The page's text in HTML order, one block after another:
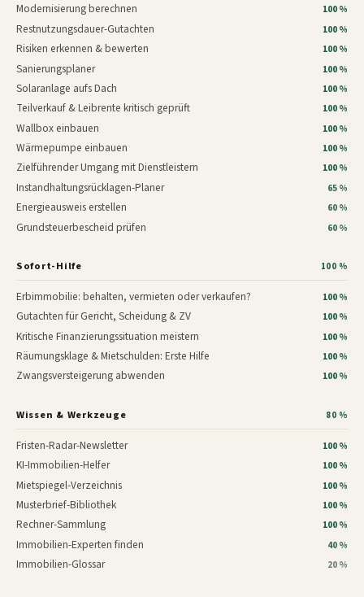
Modernisierung berechnen 100 %
Restnutzungsdauer-Gutachten 100 %
Risiken erkennen & bewerten 100 %
Sanierungsplaner 100 %
Solaranlage aufs Dach 100 %
Teilverkauf & Leibrente kritisch geprüft 100 %
Wallbox einbauen 100 %
Wärmepumpe einbauen 100 %
Zielführender Umgang mit Dienstleistern 100 %
Instandhaltungsrücklagen-Planer 65 %
Energieausweis erstellen 60 %
Grundsteuerbescheid prüfen 60 %
Sofort-Hilfe 100 %
Erbimmobilie: behalten, vermieten oder verkaufen? 100 %
Gutachten für Gericht, Scheidung & ZV 100 %
Kritische Finanzierungssituation meistern 100 %
Räumungsklage & Mietschulden: Erste Hilfe 100 %
Zwangsversteigerung abwenden 100 %
Wissen & Werkzeuge 80 %
Fristen-Radar-Newsletter 100 %
KI-Immobilien-Helfer 100 %
Mietspiegel-Verzeichnis 100 %
Musterbrief-Bibliothek 100 %
Rechner-Sammlung 100 %
Immobilien-Experten finden 40 %
Immobilien-Glossar 20 %